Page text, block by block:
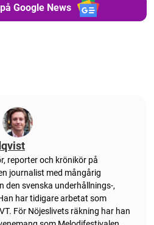
Google News
reporter och krönikör på
journalist med mångårig
svenska underhållnings-,
har tidigare arbetat som
För Nöjeslivets räkning har han